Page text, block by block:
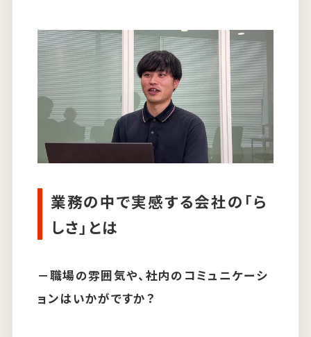
業務の中で実感する会社の「ら
しさ」とは
－職場の雰囲気や、社内のコミュニケーシ
ョンはいかがですか？